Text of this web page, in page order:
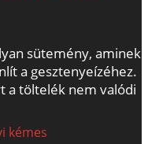
sütemény, aminek
a gesztenyeízéhez.
a töltelék nem valódi